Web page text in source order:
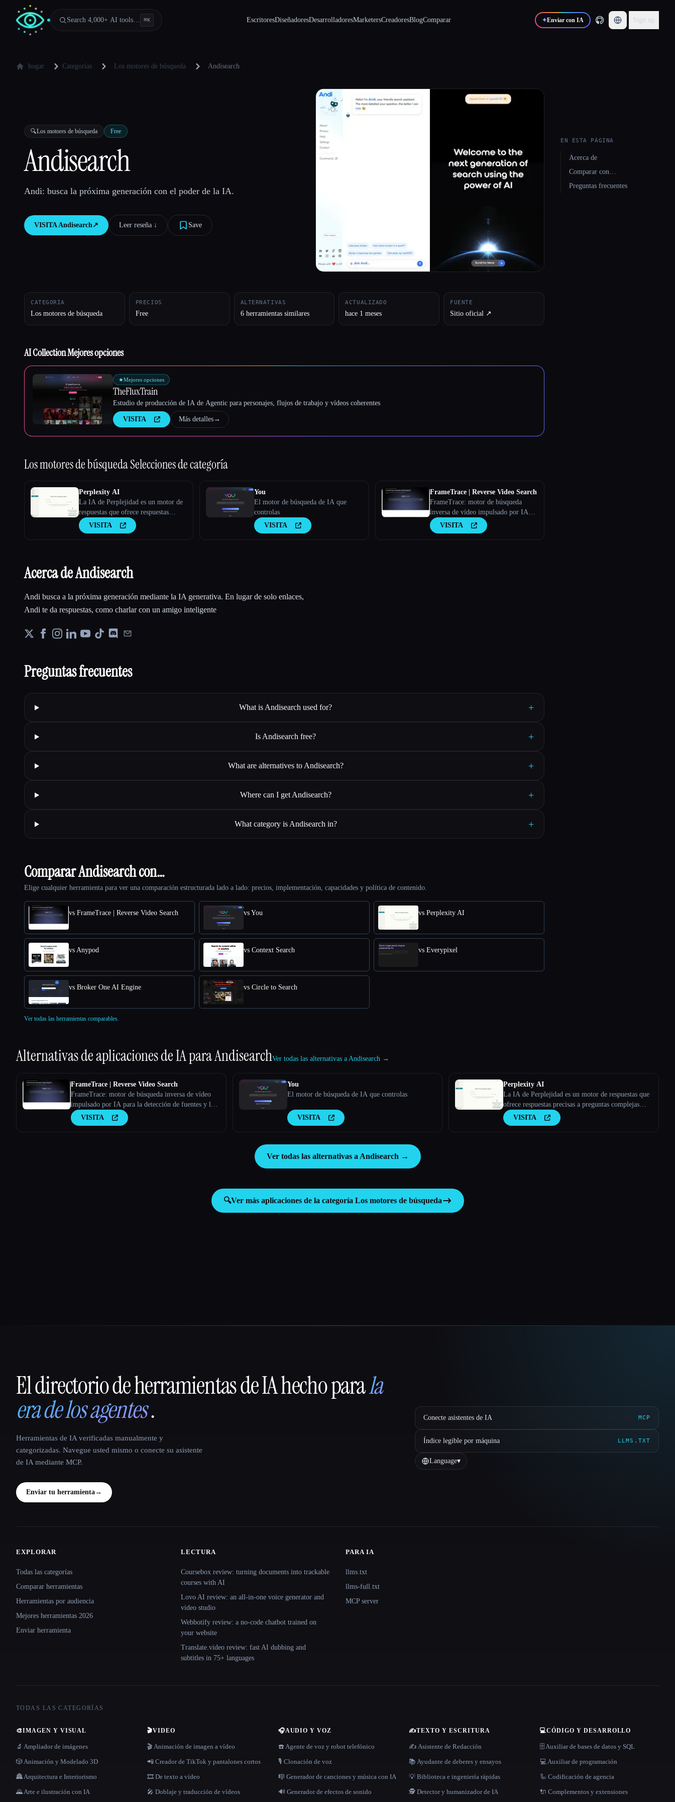
Search 4,000+ AI tools… ⌘K EscritoresDiseñadoresDesarrolladoresMarketersCreadoresBlogComparar ✦Enviar con IA Sign up
hogar Categorías Los motores de búsqueda Andisearch
🔍Los motores de búsqueda Free
Andisearch
Andi: busca la próxima generación con el poder de la IA.
VISITAAndisearch↗︎ Leer reseña ↓︎ Save
CATEGORÍA
Los motores de búsqueda
PRECIOS
Free
ALTERNATIVAS
6 herramientas similares
ACTUALIZADO
hace 1 meses
FUENTE
Sitio oficial ↗︎
AI Collection Mejores opciones
★Mejores opciones
TheFluxTrain
Estudio de producción de IA de Agentic para personajes, flujos de trabajo y vídeos coherentes
VISITA Más detalles→
Los motores de búsquedaSelecciones de categoría
Perplexity AI
La IA de Perplejidad es un motor de
respuestas que ofrece respuestas
precisas a preguntas complejas
mediante modelos lingüísticos
VISITA
You
El motor de búsqueda de IA que
controlas
VISITA
FrameTrace | Reverse Video Search
FrameTrace: motor de búsqueda
inversa de vídeo impulsado por IA
para la detección de fuentes y la
verificación de la autenticidad
VISITA
Acerca de Andisearch
Andi busca a la próxima generación mediante la IA generativa. En lugar de solo enlaces,
Andi te da respuestas, como charlar con un amigo inteligente
Preguntas frecuentes
What is Andisearch used for? +
Is Andisearch free? +
What are alternatives to Andisearch? +
Where can I get Andisearch? +
What category is Andisearch in? +
Comparar Andisearch con…
Elige cualquier herramienta para ver una comparación estructurada lado a lado: precios, implementación, capacidades y política de contenido.
vs FrameTrace | Reverse Video Search vs You vs Perplexity AI
vs Anypod vs Context Search vs Everypixel
vs Broker One AI Engine vs Circle to Search
Ver todas las herramientas comparables.
EN ESTA PÁGINA
Acerca de
Comparar con…
Preguntas frecuentes
Alternativas de aplicaciones de IA paraAndisearchVer todas las alternativas a Andisearch →
FrameTrace | Reverse Video Search
FrameTrace: motor de búsqueda inversa de vídeo
impulsado por IA para la detección de fuentes y la
verificación de la autenticidad
VISITA
You
El motor de búsqueda de IA que controlas
VISITA
Perplexity AI
La IA de Perplejidad es un motor de respuestas que
ofrece respuestas precisas a preguntas complejas
mediante modelos lingüísticos grandes.
VISITA
Ver todas las alternativas a Andisearch →
🔍Ver más aplicaciones de la categoría Los motores de búsqueda
That AI Collection
El directorio de herramientas de IA hecho parala
era de los agentes.
Herramientas de IA verificadas manualmente y
categorizadas. Navegue usted mismo o conecte su asistente
de IA mediante MCP.
Enviar tu herramienta→
Conecte asistentes de IA MCP
Índice legible por máquina LLMS.TXT
Language▾
EXPLORAR
Todas las categorías
Comparar herramientas
Herramientas por audiencia
Mejores herramientas 2026
Enviar herramienta
LECTURA
Coursebox review: turning documents into trackable
courses with AI
Lovo AI review: an all-in-one voice generator and
video studio
Webbotify review: a no-code chatbot trained on
your website
Translate.video review: fast AI dubbing and
subtitles in 75+ languages
PARA IA
llms.txt
llms-full.txt
MCP server
TODAS LAS CATEGORÍAS
🎨IMAGEN Y VISUAL
🔬 Ampliador de imágenes
🎲 Animación y Modelado 3D
🏯 Arquitectura e Interiorismo
🌄 Arte e ilustración con IA
🎬VIDEO
🎬 Animación de imagen a vídeo
📲 Creador de TikTok y pantalones cortos
🎞️ De texto a vídeo
🎤 Doblaje y traducción de vídeos
🎧AUDIO Y VOZ
☎️ Agente de voz y robot telefónico
🎙️ Clonación de voz
🎼 Generador de canciones y música con IA
🔊 Generador de efectos de sonido
✍️TEXTO Y ESCRITURA
✍️ Asistente de Redacción
📚 Ayudante de deberes y ensayos
💡 Biblioteca e ingeniería rápidas
🕵️ Detector y humanizador de IA
💻CÓDIGO Y DESARROLLO
🗄️ Auxiliar de bases de datos y SQL
💻 Auxiliar de programación
🦾 Codificación de agencia
🔌 Complementos y extensiones